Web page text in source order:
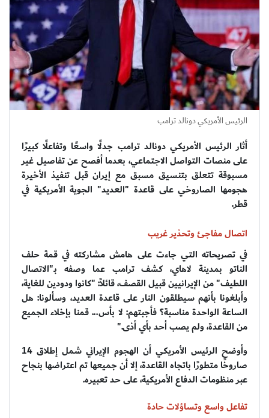
الرئيس الأمريكي دونالد ترامب
أثار الرئيس الأمريكي دونالد ترامب جدلًا واسعًا وتفاعلًا كبيرًا
على منصات التواصل الاجتماعي، بعدما أفصح عن تفاصيل غير
مسبوقة تتعلق بتنسيق مسبق مع إيران قبل تنفيذ الأخيرة
هجومها الصاروخي على قاعدة "العديد" الجوية الأمريكية في
قطر.
اتصال مفاجئ وتحذير غريب
في تصريحاته التي جاءت على هامش مشاركته في قمة حلف
الناتو بمدينة لاهاي، كشف ترامب عما وصفه بـ"الاتصال
اللطيف" من الإيرانيين قبيل القصف، قائلاً: "كانوا ودودين للغاية،
وأبلغونا بأنهم سيطلقون النار على قاعدة العديد، وسألونا: هل
الساعة الواحدة مناسبة؟ فأجبتهم: لا بأس... قمنا بإخلاء الجميع
من القاعدة، ولم يصب أحد بأي أذى."
وأوضح الرئيس الأمريكي أن الهجوم الإيراني شمل إطلاق 14
صاروخًا متطورًا باتجاه القاعدة، إلا أن جميعها تم اعتراضها بنجاح
عبر منظومات الدفاع الأمريكية، على حد تعبيره.
تفاعل واسع وتساؤلات حادة